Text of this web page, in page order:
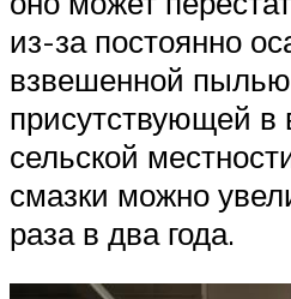
из-за постоянно
взвешенной
присутствующей в
сельской
смазки можно
раза в два года.